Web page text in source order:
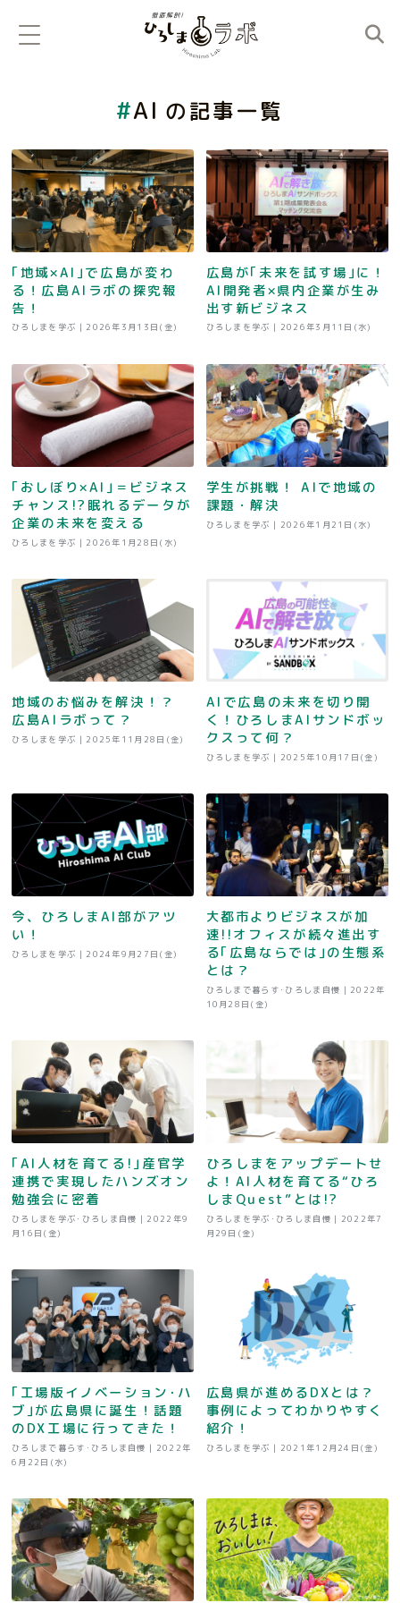
AI の記事一覧
｢地域×AI｣で広島が変わ
る！広島AIラボの探究報
告！
ひろしまを学ぶ | 2026年3月13日(金)
広島が｢未来を試す場｣に！
AI開発者×県内企業が生み
出す新ビジネス
ひろしまを学ぶ | 2026年3月11日(水)
｢おしぼり×AI｣＝ビジネス
チャンス!?眠れるデータが
企業の未来を変える
ひろしまを学ぶ | 2026年1月28日(水)
学生が挑戦！ AIで地域の
課題・解決
ひろしまを学ぶ | 2026年1月21日(水)
地域のお悩みを解決！？
広島AIラボって？
ひろしまを学ぶ | 2025年11月28日(金)
AIで広島の未来を切り開
く！ひろしまAIサンドボッ
クスって何？
ひろしまを学ぶ | 2025年10月17日(金)
今、ひろしまAI部がアツ
い！
ひろしまを学ぶ | 2024年9月27日(金)
大都市よりビジネスが加
速!!オフィスが続々進出す
る｢広島ならでは｣の生態系
とは？
ひろしまで暮らす･ひろしま自慢 | 2022年
10月28日(金)
｢AI人材を育てる!｣産官学
連携で実現したハンズオン
勉強会に密着
ひろしまを学ぶ･ひろしま自慢 | 2022年9
月16日(金)
ひろしまをアップデートせ
よ！AI人材を育てる“ひろ
しまQuest”とは!?
ひろしまを学ぶ･ひろしま自慢 | 2022年7
月29日(金)
｢工場版イノベーション･ハ
ブ｣が広島県に誕生！話題
のDX工場に行ってきた！
ひろしまで暮らす･ひろしま自慢 | 2022年
6月22日(水)
広島県が進めるDXとは？
事例によってわかりやすく
紹介！
ひろしまを学ぶ | 2021年12月24日(金)